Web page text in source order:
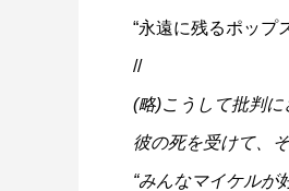
“永遠に残るポップ
//
(略)こうして批判に
彼の死を受けて、
“みんなマイケルが